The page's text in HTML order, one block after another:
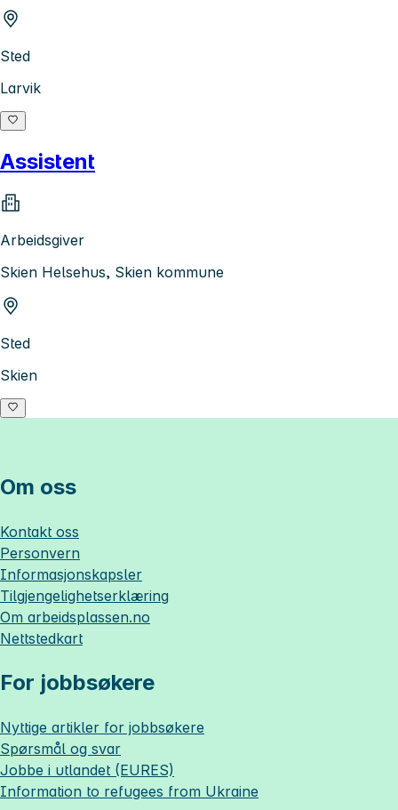
Sted
Larvik
Assistent
Arbeidsgiver
Skien Helsehus, Skien kommune
Sted
Skien
Om oss
Kontakt oss
Personvern
Informasjonskapsler
Tilgjengelighetserklæring
Om arbeidsplassen.no
Nettstedkart
For jobbsøkere
Nyttige artikler for jobbsøkere
Spørsmål og svar
Jobbe i utlandet (EURES)
Information to refugees from Ukraine